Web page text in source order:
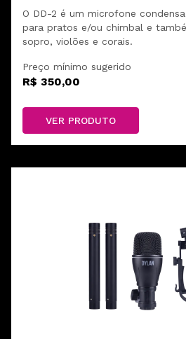
O DD-2 é um microfone
para pratos e/ou chimbal e
sopro, violões e corais.
Preço mínimo sugerido
R$ 350,00
VER PRODUTO